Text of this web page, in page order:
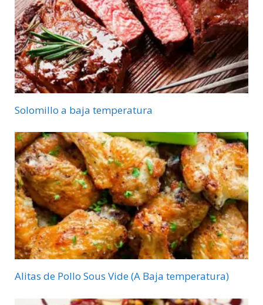
Solomillo a baja temperatura
Alitas de Pollo Sous Vide (A Baja temperatura)